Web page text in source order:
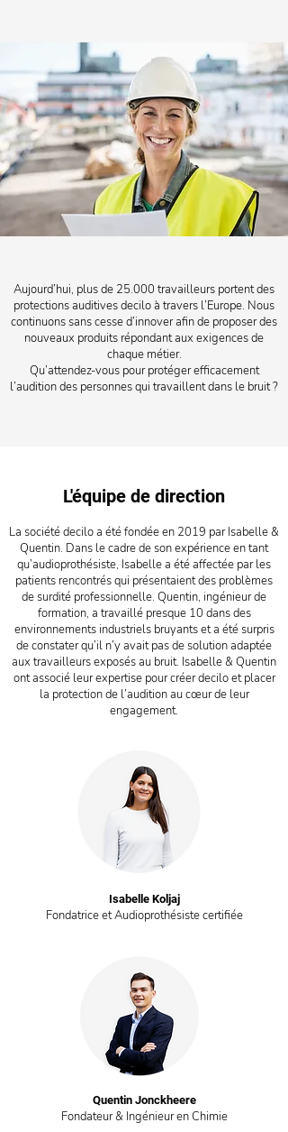
Aujourd’hui, plus de 25.000 travailleurs portent des
protections auditives decilo à travers l’Europe. Nous
continuons sans cesse d’innover afin de proposer des
nouveaux produits répondant aux exigences de
chaque métier.
Qu’attendez-vous pour protéger efficacement
l’audition des personnes qui travaillent dans le bruit ?
L'équipe de direction
La société decilo a été fondée en 2019 par Isabelle &
Quentin. Dans le cadre de son expérience en tant
qu’audioprothésiste, Isabelle a été affectée par les
patients rencontrés qui présentaient des problèmes
de surdité professionnelle. Quentin, ingénieur de
formation, a travaillé presque 10 dans des
environnements industriels bruyants et a été surpris
de constater qu’il n’y avait pas de solution adaptée
aux travailleurs exposés au bruit. Isabelle & Quentin
ont associé leur expertise pour créer decilo et placer
la protection de l’audition au cœur de leur
engagement.
Isabelle Koljaj
Fondatrice et Audioprothésiste certifiée
Quentin Jonckheere
Fondateur & Ingénieur en Chimie